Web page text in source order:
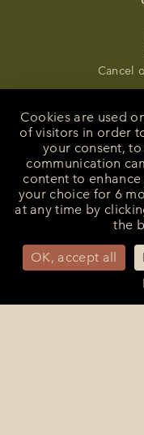
Cancel
Hotel
La
Official website – All
Cookies are used
of visitors in order
your consent,
communication
content to
your choice for 6
at any time by
the
OK, accept all